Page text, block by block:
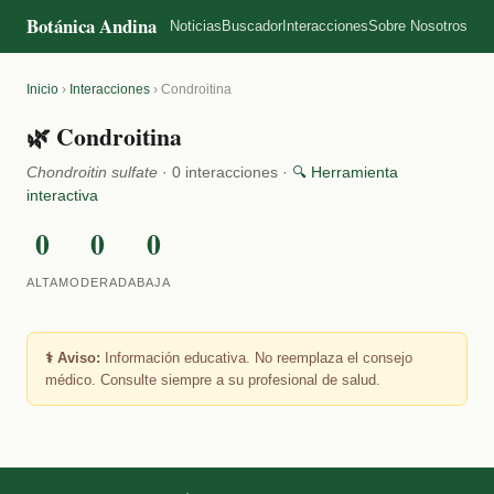
Botánica Andina Noticias Buscador InteraccionesSobre Nosotros
Inicio › Interacciones › Condroitina
🌿 Condroitina
Chondroitin sulfate · 0 interacciones · 🔍 Herramienta
interactiva
0
ALTA
0
MODERADA
0
BAJA
⚕️ Aviso: Información educativa. No reemplaza el consejo
médico. Consulte siempre a su profesional de salud.